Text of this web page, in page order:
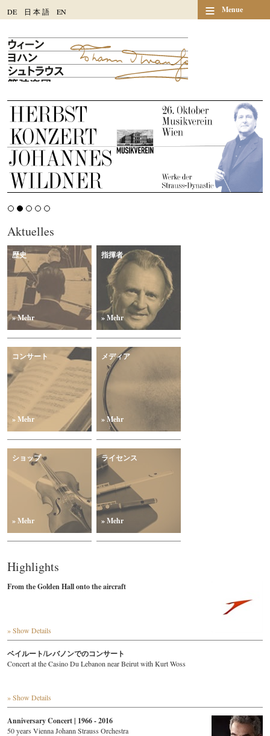
DE 日 本語 EN ≡ Menue
Aktuelles
歴史
» Mehr
指揮者
» Mehr
コンサート
» Mehr
メディア
» Mehr
ショップ
» Mehr
ライセンス
» Mehr
Highlights
From the Golden Hall onto the aircraft
» Show Details
ベイルート/レバノンでのコンサート
Concert at the Casino Du Lebanon near Beirut with Kurt Woss
» Show Details
Anniversary Concert | 1966 - 2016
50 years Vienna Johann Strauss Orchestra